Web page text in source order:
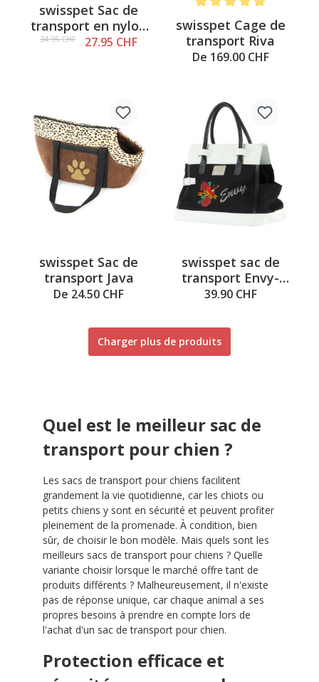
swisspet Sac de
transport en nylon
pour chiens et
34.95 CHF 27.95 CHF
Note moyenne de 5 sur 5
swisspet Cage de
transport Riva
De 169.00 CHF
swisspet Sac de
transport Java
De 24.50 CHF
swisspet sac de
transport Envy-
Heart
39.90 CHF
Charger plus de produits
Quel est le meilleur sac de
transport pour chien ?
Les sacs de transport pour chiens facilitent
grandement la vie quotidienne, car les chiots ou
petits chiens y sont en sécurité et peuvent profiter
pleinement de la promenade. À condition, bien
sûr, de choisir le bon modèle. Mais quels sont les
meilleurs sacs de transport pour chiens ? Quelle
variante choisir lorsque le marché offre tant de
produits différents ? Malheureusement, il n'existe
pas de réponse unique, car chaque animal a ses
propres besoins à prendre en compte lors de
l'achat d'un sac de transport pour chien.
Protection efficace et